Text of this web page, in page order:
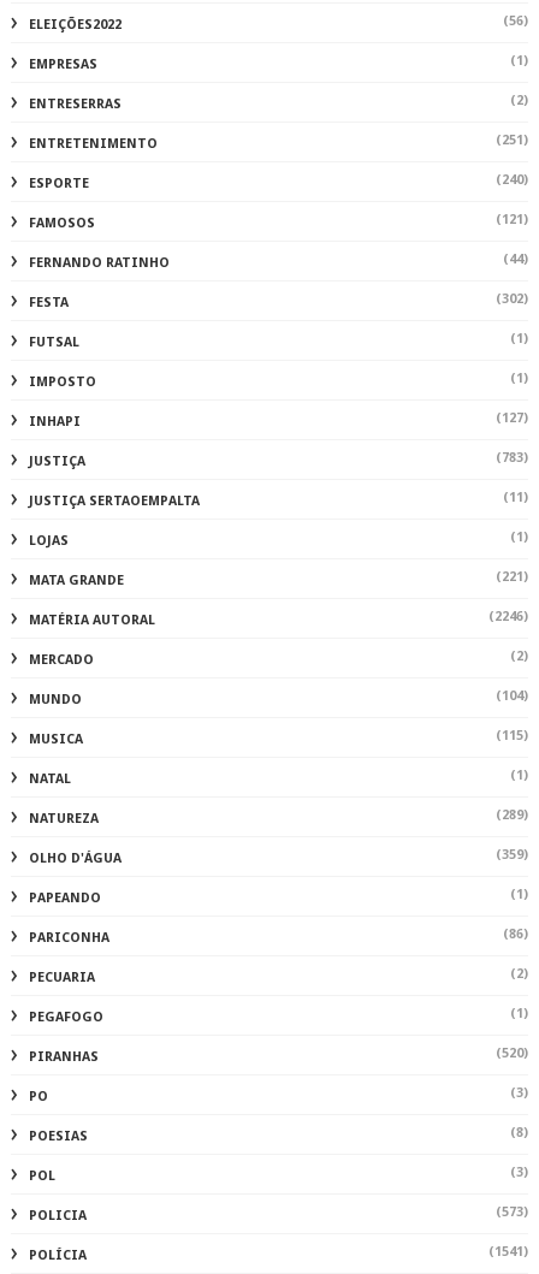
ELEIÇÕES2022 (56)
EMPRESAS (1)
ENTRESERRAS (2)
ENTRETENIMENTO (251)
ESPORTE (240)
FAMOSOS (121)
FERNANDO RATINHO (44)
FESTA (302)
FUTSAL (1)
IMPOSTO (1)
INHAPI (127)
JUSTIÇA (783)
JUSTIÇA SERTAOEMPALTA (11)
LOJAS (1)
MATA GRANDE (221)
MATÉRIA AUTORAL (2246)
MERCADO (2)
MUNDO (104)
MUSICA (115)
NATAL (1)
NATUREZA (289)
OLHO D'ÁGUA (359)
PAPEANDO (1)
PARICONHA (86)
PECUARIA (2)
PEGAFOGO (1)
PIRANHAS (520)
PO (3)
POESIAS (8)
POL (3)
POLICIA (573)
POLÍCIA (1541)